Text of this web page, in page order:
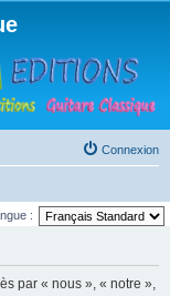
Connexion
:
par « nous », « notre »,